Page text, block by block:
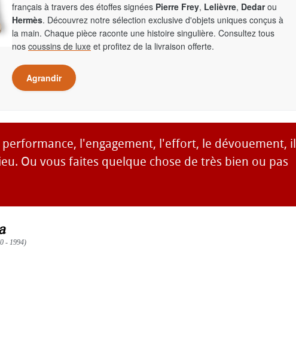
français à travers des étoffes signées Pierre Frey, Lelièvre, Dedarou
Hermès. Découvrez notre sélection exclusive d'objets uniques conçus à
la main. Chaque pièce raconte une histoire singulière. Consultez tous
nos coussins de luxe et profitez de la livraison offerte.
Agrandir
performance, l'engagement, l'effort, le dévouement, il
Ou vous faites quelque chose de très bien ou pas
- 1994)